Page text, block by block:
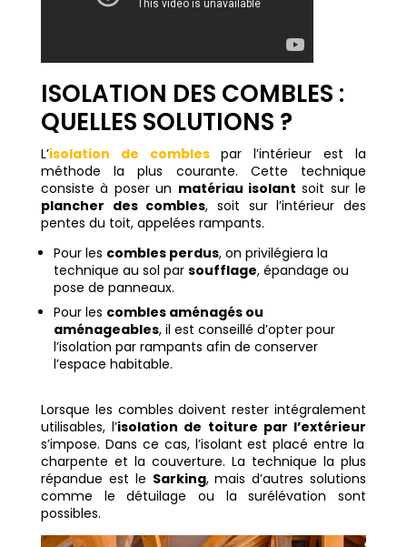
ISOLATION DES COMBLES :
QUELLES SOLUTIONS ?
L’isolation de comblespar l’intérieur est la
méthode la plus courante. Cette technique
consiste à poser un matériau isolant soit sur le
plancher des combles, soit sur l’intérieur des
pentes du toit, appelées rampants.
Pour les combles perdus, on privilégiera la
technique au sol par soufflage, épandage ou
pose de panneaux.
Pour les combles aménagés ou
aménageables, il est conseillé d’opter pour
l’isolation par rampants afin de conserver
l’espace habitable.
Lorsque les combles doivent rester intégralement
utilisables, l’isolation de toiture par l’extérieur
s’impose. Dans ce cas, l’isolant est placé entre la
charpente et la couverture. La technique la plus
répandue est le Sarking, mais d’autres solutions
comme le détuilage ou la surélévation sont
possibles.